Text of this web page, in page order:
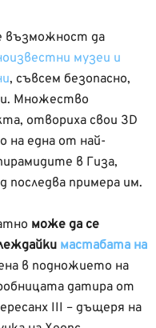
възможност да
музеи и
, съвсем безопасно,
Множество
отвориха свои 3D
на една от най-
в Гиза,
последва примера им.
може да се
мастабата на
в подножието на
датира от
III – дъщеря на